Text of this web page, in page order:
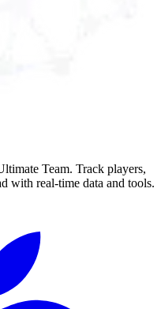
Team. Track players,
with real-time data and tools.